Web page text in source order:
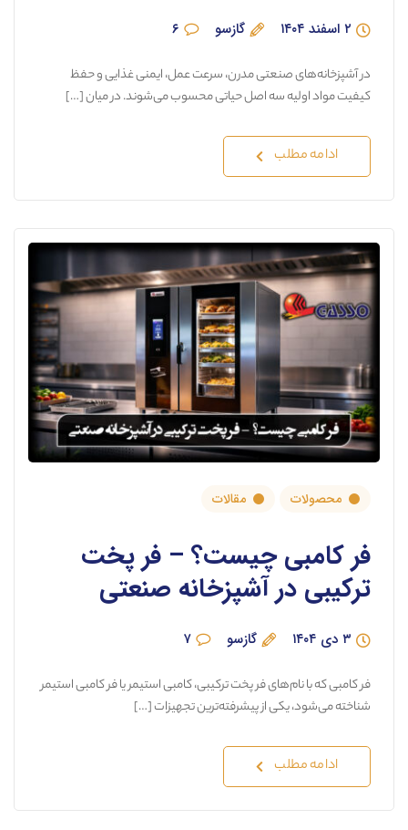
۲ اسفند ۱۴۰۴ گازسو ۶
در آشپزخانه‌های صنعتی مدرن، سرعت عمل، ایمنی غذایی و حفظ
کیفیت مواد اولیه سه اصل حیاتی محسوب می‌شوند. در میان […]
ادامه مطلب
محصولات مقالات
فر کامبی چیست؟ – فر پخت
ترکیبی در آشپزخانه صنعتی
۳ دی ۱۴۰۴ گازسو ۷
فر کامبی که با نام‌های فر پخت ترکیبی، کامبی استیمر یا فر کامبی استیمر
شناخته می‌شود، یکی از پیشرفته‌ترین تجهیزات […]
ادامه مطلب